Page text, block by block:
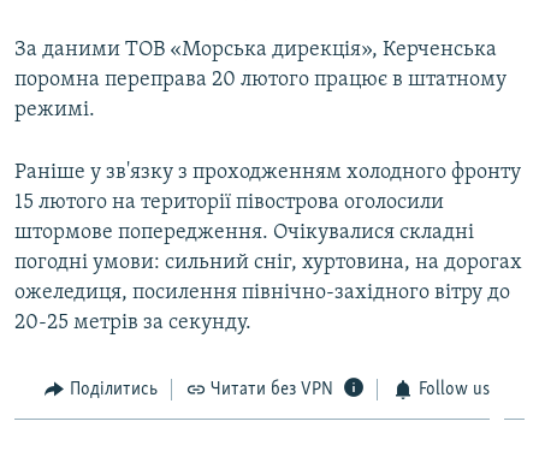
За даними ТОВ «Морська дирекція», Керченська
поромна переправа 20 лютого працює в штатному
режимі.
Раніше у зв'язку з проходженням холодного фронту
15 лютого на території півострова оголосили
штормове попередження. Очікувалися складні
погодні умови: сильний сніг, хуртовина, на дорогах
ожеледиця, посилення північно-західного вітру до
20-25 метрів за секунду.
Поділитись Читати без VPN Follow us